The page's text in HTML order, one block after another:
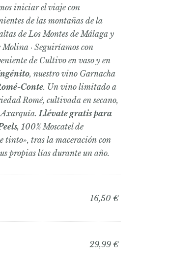
iniciar el viaje con
de las montañas de la
de Los Montes de Málaga y
· Seguiríamos con
de Cultivo en vaso y en
, nuestro vino Garnacha
Conte. Un vino limitado a
Romé, cultivada en secano,
Axarquía.Llévate gratis para
100% Moscatel de
tinto», tras la maceración con
propias lías durante un año.
16,50 €
29,99 €